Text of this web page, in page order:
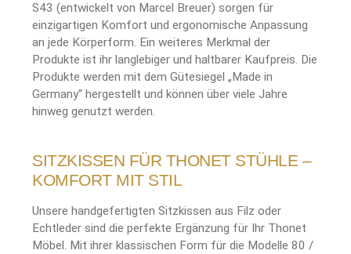
S43 (entwickelt von Marcel Breuer) sorgen für
einzigartigen Komfort und ergonomische Anpassung
an jede Körperform. Ein weiteres Merkmal der
Produkte ist ihr langlebiger und haltbarer Kaufpreis. Die
Produkte werden mit dem Gütesiegel „Made in
Germany“ hergestellt und können über viele Jahre
hinweg genutzt werden.
SITZKISSEN FÜR THONET STÜHLE –
KOMFORT MIT STIL
Unsere handgefertigten Sitzkissen aus Filz oder
Echtleder sind die perfekte Ergänzung für Ihr Thonet
Möbel. Mit ihrer klassischen Form für die Modelle 80 /